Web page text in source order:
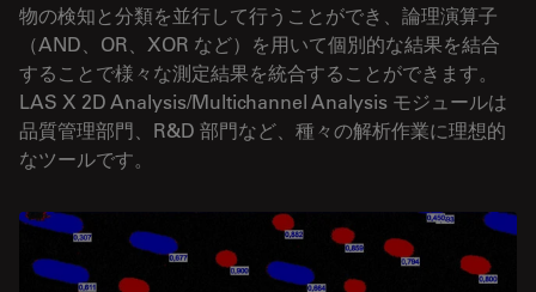
物の検知と分類を並行して行うことができ、論理演算子
（AND、OR、XOR など）を用いて個別的な結果を結合
することで様々な測定結果を統合することができます。
LAS X 2D Analysis/Multichannel Analysis モジュールは
品質管理部門、R&D 部門など、種々の解析作業に理想的
なツールです。